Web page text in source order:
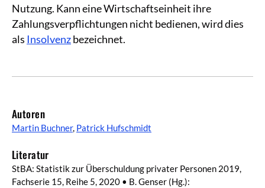
Nutzung. Kann eine Wirtschaftseinheit ihre
Zahlungsverpflichtungen nicht bedienen, wird dies
als Insolvenzbezeichnet.
Autoren
Martin Buchner, Patrick Hufschmidt
Literatur
StBA: Statistik zur Überschuldung privater Personen 2019,
Fachserie 15, Reihe 5, 2020 • B. Genser (Hg.):